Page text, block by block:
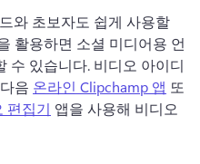
와 초보자도 쉽게 사용할
활용하면 소셜 미디어용 언
수 있습니다. 비디오 아이디
음 온라인 Clipchamp 앱 또
편집기 앱을 사용해 비디오